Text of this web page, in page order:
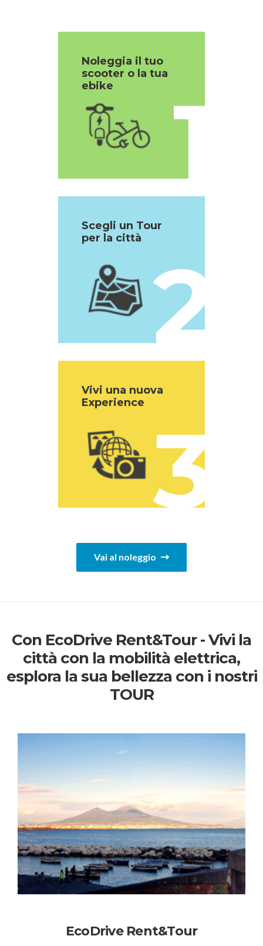
1
Noleggia il tuo
scooter o la tua
ebike
2
Scegli un Tour
per la città
3
Vivi una nuova
Experience
Vai al noleggio
Con EcoDrive Rent&Tour - Vivi la
città con la mobilità elettrica,
esplora la sua bellezza con i nostri
TOUR
EcoDrive Rent&Tour